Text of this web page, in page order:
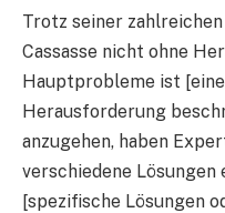
Trotz seiner
Cassasse nicht ohne
Hauptprobleme ist
Herausforderung
anzugehen, haben
verschiedene
[spezifische Lösungen